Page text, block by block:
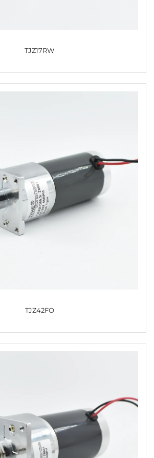
TJZ17RW
TJZ42FO